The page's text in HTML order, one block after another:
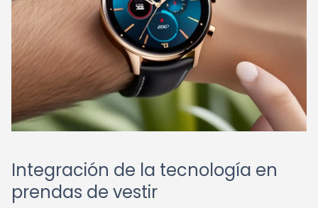
Integración de la tecnología en
prendas de vestir